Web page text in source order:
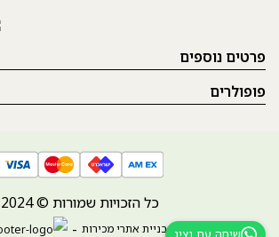
פרטים נוספים
פופולרים
בניית אתרי מכירות
כל הזכויות שמורות © 2024